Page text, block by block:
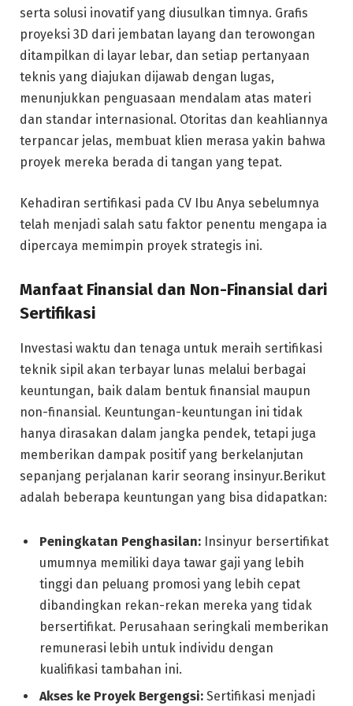
serta solusi inovatif yang diusulkan timnya. Grafis
proyeksi 3D dari jembatan layang dan terowongan
ditampilkan di layar lebar, dan setiap pertanyaan
teknis yang diajukan dijawab dengan lugas,
menunjukkan penguasaan mendalam atas materi
dan standar internasional. Otoritas dan keahliannya
terpancar jelas, membuat klien merasa yakin bahwa
proyek mereka berada di tangan yang tepat.
Kehadiran sertifikasi pada CV Ibu Anya sebelumnya
telah menjadi salah satu faktor penentu mengapa ia
dipercaya memimpin proyek strategis ini.
Manfaat Finansial dan Non-Finansial dari
Sertifikasi
Investasi waktu dan tenaga untuk meraih sertifikasi
teknik sipil akan terbayar lunas melalui berbagai
keuntungan, baik dalam bentuk finansial maupun
non-finansial. Keuntungan-keuntungan ini tidak
hanya dirasakan dalam jangka pendek, tetapi juga
memberikan dampak positif yang berkelanjutan
sepanjang perjalanan karir seorang insinyur.Berikut
adalah beberapa keuntungan yang bisa didapatkan:
Peningkatan Penghasilan: Insinyur bersertifikat
umumnya memiliki daya tawar gaji yang lebih
tinggi dan peluang promosi yang lebih cepat
dibandingkan rekan-rekan mereka yang tidak
bersertifikat. Perusahaan seringkali memberikan
remunerasi lebih untuk individu dengan
kualifikasi tambahan ini.
Akses ke Proyek Bergengsi: Sertifikasi menjadi